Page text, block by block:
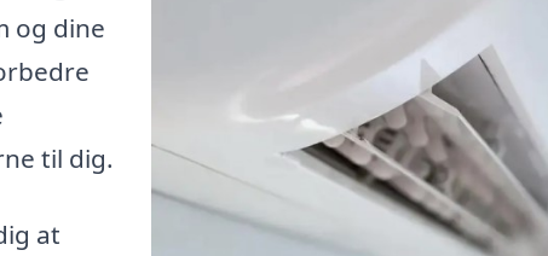
og dine
til dig.
at